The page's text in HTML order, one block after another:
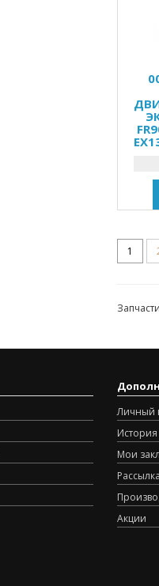
1
Личный
История
Мои
Акции